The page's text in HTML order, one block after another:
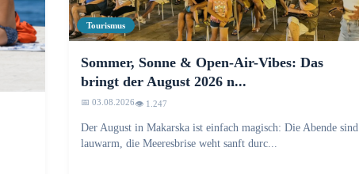
Tourismus
Sommer, Sonne & Open-Air-Vibes: Das
bringt der August 2026 n...
📅 03.08.2026👁️ 1.249
Der August in Makarska ist einfach magisch: Die Abende sind
lauwarm, die Meeresbrise weht sanft durc...